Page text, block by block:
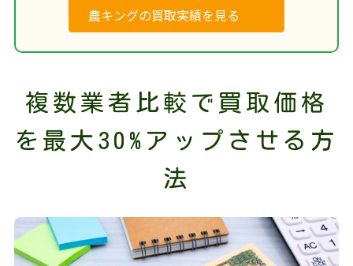
農キングの買取実績を見る
複数業者比較で買取価格
を最大30%アップさせる方
法